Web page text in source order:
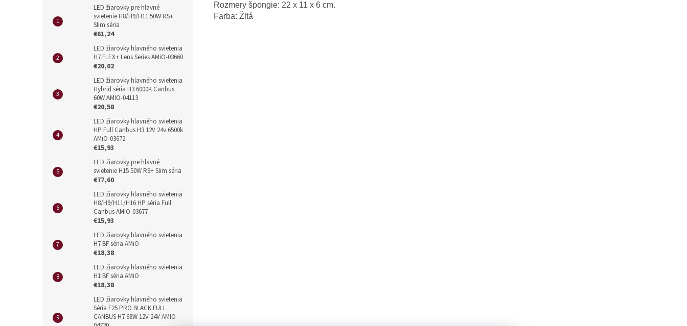
LED žiarovky pre hlavné
svietenie H8/H9/H11 50W RS+
Slim séria
€61,24
LED žiarovky hlavného svietenia
H7 FLEX+ Lens Series AMiO-03660
€20,02
LED žiarovky hlavného svietenia
Hybrid séria H3 6000K Canbus
60W AMIO-04113
€20,58
LED žiarovky hlavného svietenia
HP Full Canbus H3 12V 24v 6500k
AMiO-03672
€15,93
LED žiarovky pre hlavné
svietenie H15 50W RS+ Slim séria
€77,60
LED žiarovky hlavného svietenia
H8/H9/H11/H16 HP séria Full
Canbus AMiO-03677
€15,93
LED žiarovky hlavného svietenia
H7 BF séria AMiO
€18,38
LED žiarovky hlavného svietenia
H1 BF séria AMiO
€18,38
LED žiarovky hlavného svietenia
Séria F25 PRO BLACK FULL
CANBUS H7 68W 12V 24V AMIO-
Rozmery špongie: 22 x 11 x 6 cm.
Farba: Žltá